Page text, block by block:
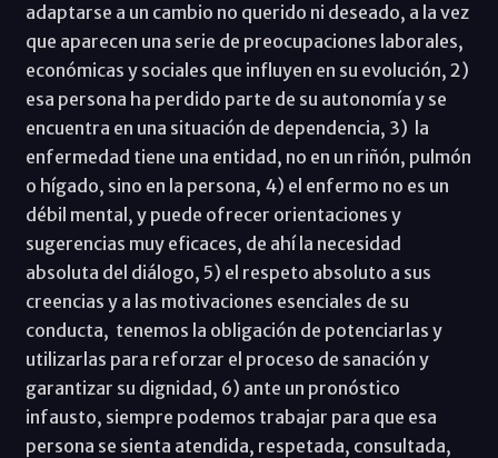
adaptarse a un cambio no querido ni deseado, a la vez
que aparecen una serie de preocupaciones laborales,
económicas y sociales que influyen en su evolución, 2)
esa persona ha perdido parte de su autonomía y se
encuentra en una situación de dependencia, 3) la
enfermedad tiene una entidad, no en un riñón, pulmón
o hígado, sino en la persona, 4) el enfermo no es un
débil mental, y puede ofrecer orientaciones y
sugerencias muy eficaces, de ahí la necesidad
absoluta del diálogo, 5) el respeto absoluto a sus
creencias y a las motivaciones esenciales de su
conducta, tenemos la obligación de potenciarlas y
utilizarlas para reforzar el proceso de sanación y
garantizar su dignidad, 6) ante un pronóstico
infausto, siempre podemos trabajar para que esa
persona se sienta atendida, respetada, consultada,